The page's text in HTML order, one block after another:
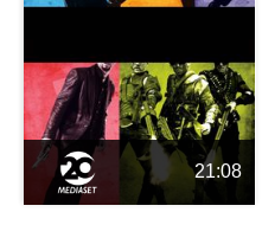
21:08